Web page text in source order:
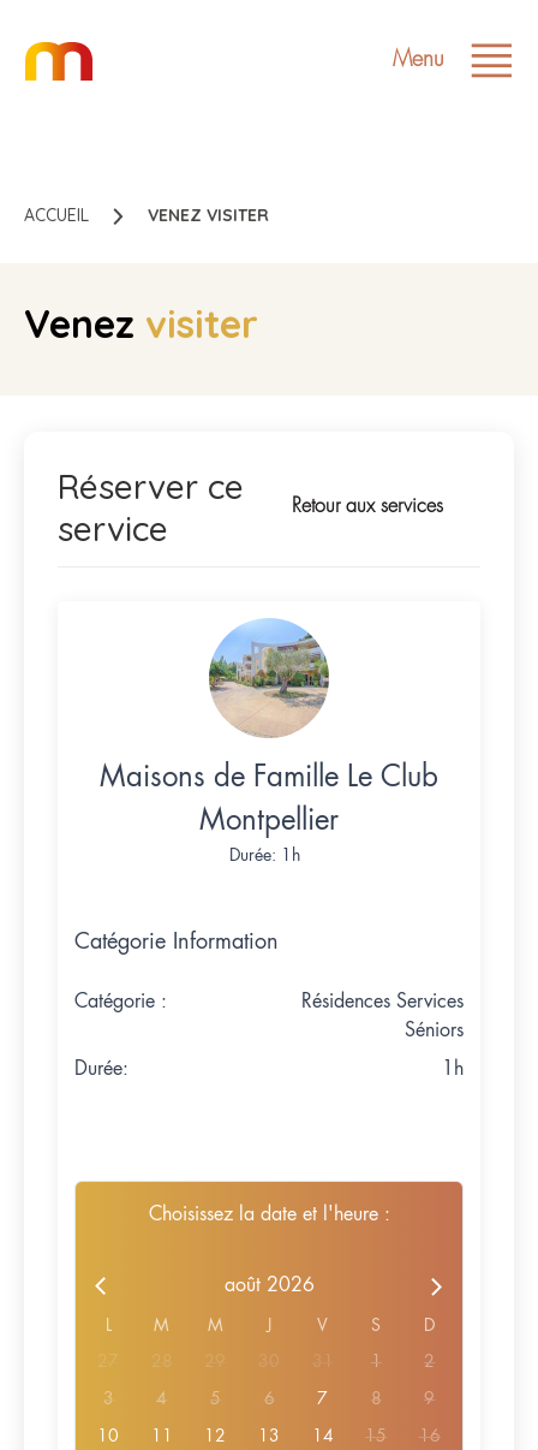
Menu
ACCUEIL VENEZ VISITER
Venez visiter
Réserver ce
service
Retour aux services
Maisons de Famille Le Club
Montpellier
Durée: 1h
Catégorie Information
Catégorie :
Résidences Services
Séniors
Durée:
1h
Choisissez la date et l'heure :
août 2026
M M V S D
27 28 29 30 31 1 2
3 4 5 6 7 8 9
10 12 13 14 15 16